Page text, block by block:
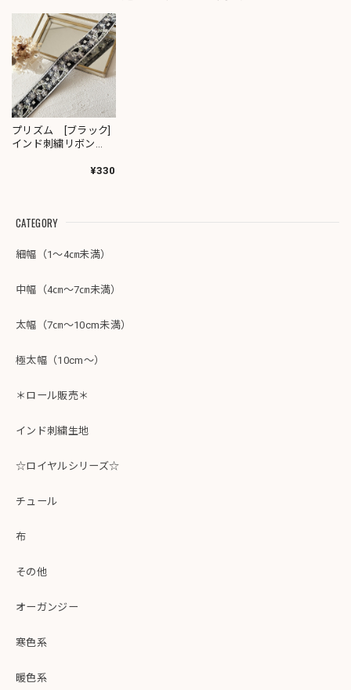
プリズム [ブラック]
インド刺繍リボン
¥330
CATEGORY
細幅（1～4㎝未満）
中幅（4㎝～7㎝未満）
太幅（7㎝～10cm未満）
極太幅（10cm～）
＊ロール販売＊
インド刺繍生地
☆ロイヤルシリーズ☆
チュール
布
その他
オーガンジー
寒色系
暖色系